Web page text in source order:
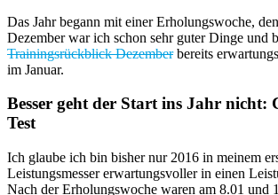
Das Jahr begann mit einer Erholungswoche,
Dezember war ich schon sehr guter Dinge und
Trainingsrückblick Dezemberbereits
im Januar.
Besser geht der Start ins Jahr nicht:
Test
Ich glaube ich bin bisher nur 2016 in meinem
Leistungsmesser erwartungsvoller in einen
Nach der Erholungswoche waren am 8.01 und